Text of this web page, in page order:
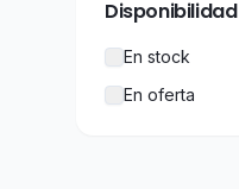
Disponibilidad
En stock
En oferta